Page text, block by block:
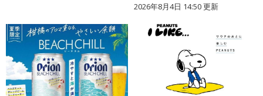
2026年8月4日 14:50更新